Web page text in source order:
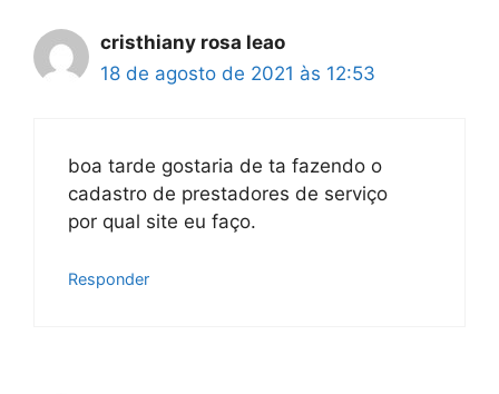
cristhiany rosa leao
18 de agosto de 2021 às 12:53
boa tarde gostaria de ta fazendo o
cadastro de prestadores de serviço
por qual site eu faço.
Responder